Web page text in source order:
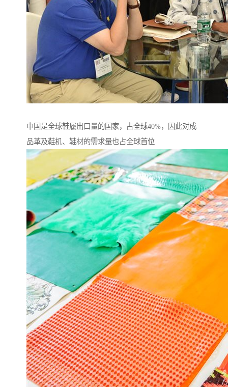
中国是全球鞋履出口量的国家，占全球40%，因此对成
品革及鞋机、鞋材的需求量也占全球首位